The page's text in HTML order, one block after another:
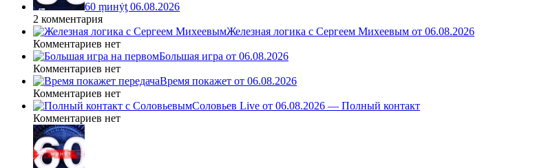
60 ṃинẏƫ 06.08.2026
2 комментария
Железная логика с Сергеем Михеевым от 06.08.2026
Комментариев нет
Большая игра от 06.08.2026
Комментариев нет
Время покажет от 06.08.2026
Комментариев нет
Соловьев Live от 06.08.2026 — Полный контакт
Комментариев нет